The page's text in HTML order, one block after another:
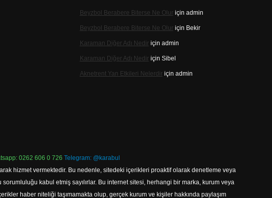
Beyzbol Berabere Biterse Ne Oluriçin admin
Beyzbol Berabere Biterse Ne Oluriçin Bekir
Karaman Diğer Adı Nediriçin admin
Karaman Diğer Adı Nediriçin Sibel
Aknetrent Yan Etkileri Nelerdiriçin admin
0262 606 0 726 Telegram: @karabul
hizmet vermektedir. Bu nedenle, sitedeki içerikleri proaktif olarak denetleme veya
kabul etmiş sayılırlar. Bu internet sitesi, herhangi bir marka, kurum veya
haber niteliği taşımamakta olup, gerçek kurum ve kişiler hakkında paylaşım